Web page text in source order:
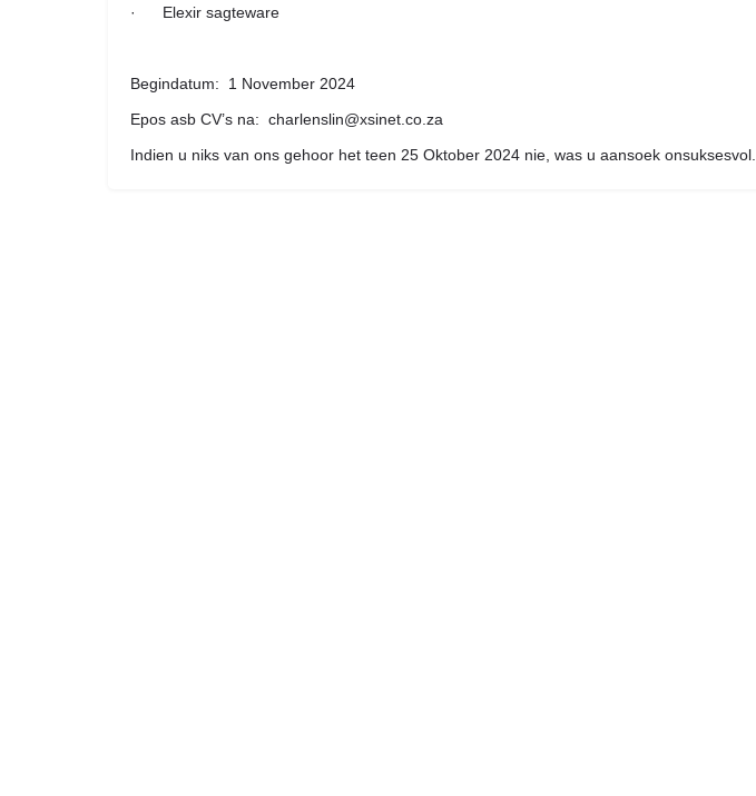
· Elexir sagteware
Begindatum: 1 November 2024
Epos asb CV’s na: charlenslin@xsinet.co.za
Indien u niks van ons gehoor het teen 25 Oktober 2024 nie, was u aansoek onsuksesvol.